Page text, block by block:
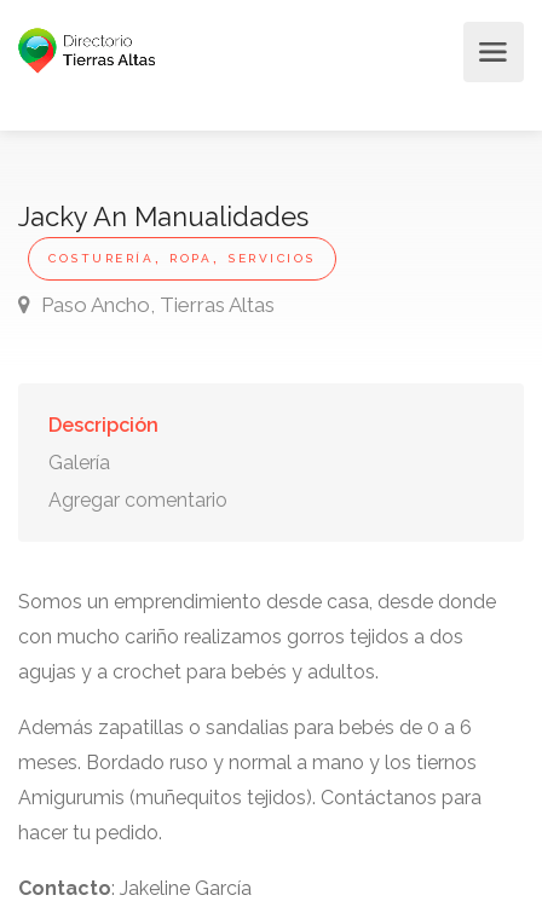
Jacky An Manualidades
COSTURERÍA , ROPA , SERVICIOS
Paso Ancho, Tierras Altas
Descripción
Galería
Agregar comentario
Somos un emprendimiento desde casa, desde donde
con mucho cariño realizamos gorros tejidos a dos
agujas y a crochet para bebés y adultos.
Además zapatillas o sandalias para bebés de 0 a 6
meses. Bordado ruso y normal a mano y los tiernos
Amigurumis (muñequitos tejidos). Contáctanos para
hacer tu pedido.
Contacto: Jakeline García